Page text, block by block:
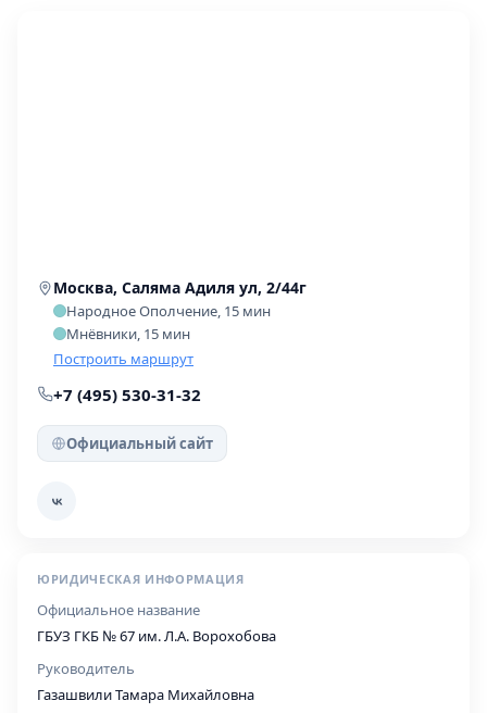
Москва, Саляма Адиля ул, 2/44г
Народное Ополчение, 15 мин
Мнёвники, 15 мин
Построить маршрут
+7 (495) 530-31-32
Официальный сайт
ЮРИДИЧЕСКАЯ ИНФОРМАЦИЯ
Официальное название
ГБУЗ ГКБ № 67 им. Л.А. Ворохобова
Руководитель
Газашвили Тамара Михайловна